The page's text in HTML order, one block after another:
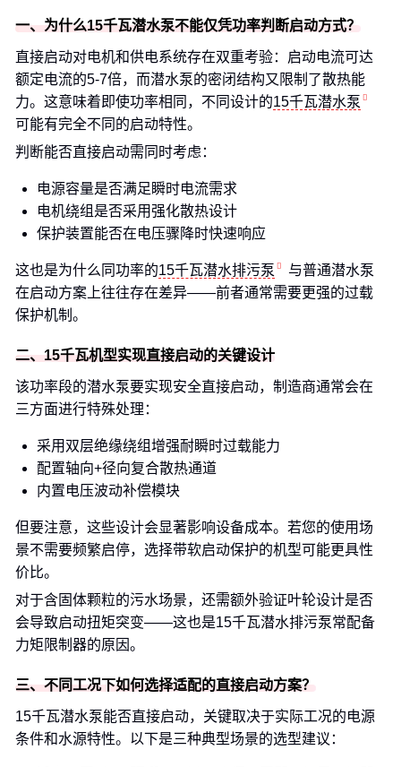
一、为什么15千瓦潜水泵不能仅凭功率判断启动方式？
直接启动对电机和供电系统存在双重考验：启动电流可达
额定电流的5-7倍，而潜水泵的密闭结构又限制了散热能
力。这意味着即使功率相同，不同设计的15千瓦潜水泵
可能有完全不同的启动特性。
判断能否直接启动需同时考虑：
电源容量是否满足瞬时电流需求
电机绕组是否采用强化散热设计
保护装置能否在电压骤降时快速响应
这也是为什么同功率的15千瓦潜水排污泵
与普通潜水泵
在启动方案上往往存在差异——前者通常需要更强的过载
保护机制。
二、15千瓦机型实现直接启动的关键设计
该功率段的潜水泵要实现安全直接启动，制造商通常会在
三方面进行特殊处理：
采用双层绝缘绕组增强耐瞬时过载能力
配置轴向+径向复合散热通道
内置电压波动补偿模块
但要注意，这些设计会显著影响设备成本。若您的使用场
景不需要频繁启停，选择带软启动保护的机型可能更具性
价比。
对于含固体颗粒的污水场景，还需额外验证叶轮设计是否
会导致启动扭矩突变——这也是15千瓦潜水排污泵常配备
力矩限制器的原因。
三、不同工况下如何选择适配的直接启动方案？
15千瓦潜水泵能否直接启动，关键取决于实际工况的电源
条件和水源特性。以下是三种典型场景的选型建议：